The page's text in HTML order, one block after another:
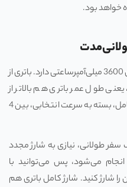
خواهد بود.
پنکه دستی شارژی شیائومی M57 باتری 3600 میلی‌آمپرساعتی دارد. باتری از
طول عمر باتری هم بالاتر از
باتری‌های معمولی است. با یک شارژ کامل، بسته به سرعت انتخابی، بین 4
طولانی، نیازی به شارژ مجدد
ندارید. شارژ آن از طریق کابل USB انجام می‌شود، پس می‌توانید با
شارژ کنید. شارژ کامل باتری هم